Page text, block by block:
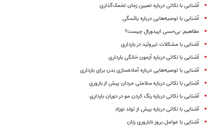
آشنایی با نکاتی درباره تعیین زمان تخمک‌گذاری
آشنایی با توصیه‌هایی درباره یائسگی
مفاهیم: بی‌حسی اپیدورال چیست؟
آشنایی با مشکلات تیروئید در بارداری
آشنایی با نکاتی درباره آزمون خانگی بارداری
آشنایی با توصیه‌هایی درباره آماده‌سازی بدن برای بارداری
آشنایی با نکاتی درباره سلامتی مردان پیش از باروری
آشنایی با نکاتی درباره رنگ کردن مو در دوران بارداری
آشنایی با نکاتی درباره پیش از تولد نوزاد
آشنایی با عوامل بروز ناباروری زنان